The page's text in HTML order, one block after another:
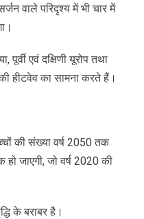
वाले परिदृश्य में भी चार में
पूर्वी एवं दक्षिणी यूरोप तथा
हीटवेव का सामना करते हैं।
की संख्या वर्ष 2050 तक
जाएगी, जो वर्ष 2020 की
के बराबर है।